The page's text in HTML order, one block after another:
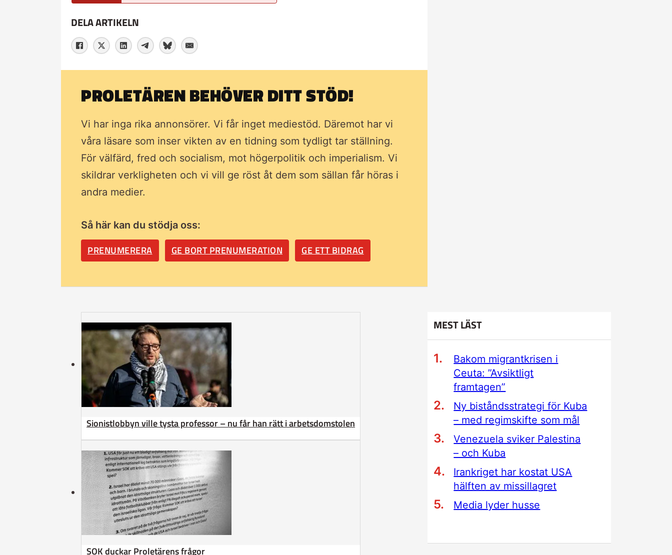
DELA ARTIKELN
PROLETÄREN BEHÖVER DITT STÖD!
Vi har inga rika annonsörer. Vi får inget mediestöd. Däremot har vi
våra läsare som inser vikten av en tidning som tydligt tar ställning.
För välfärd, fred och socialism, mot högerpolitik och imperialism. Vi
skildrar verkligheten och vi vill ge röst åt dem som sällan får höras i
andra medier.
Så här kan du stödja oss:
PRENUMERERA GE BORT PRENUMERATION GE ETT BIDRAG
Sionistlobbyn ville tysta professor – nu får han rätt i arbetsdomstolen
SOK duckar Proletärens frågor
MEST LÄST
Bakom migrantkrisen i
Ceuta: ”Avsiktligt
framtagen”
Ny biståndsstrategi för Kuba
– med regimskifte som mål
Venezuela sviker Palestina
– och Kuba
Irankriget har kostat USA
hälften av missillagret
Media lyder husse